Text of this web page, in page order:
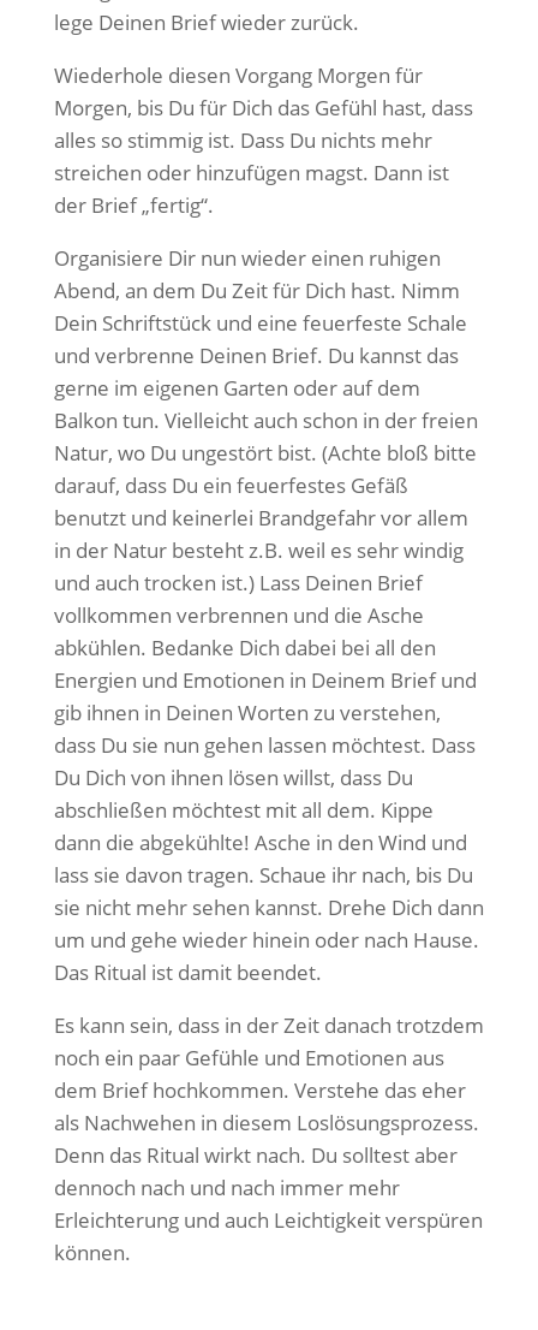
lege Deinen Brief wieder zurück.
Wiederhole diesen Vorgang Morgen für
Morgen, bis Du für Dich das Gefühl hast, dass
alles so stimmig ist. Dass Du nichts mehr
streichen oder hinzufügen magst. Dann ist
der Brief „fertig“.
Organisiere Dir nun wieder einen ruhigen
Abend, an dem Du Zeit für Dich hast. Nimm
Dein Schriftstück und eine feuerfeste Schale
und verbrenne Deinen Brief. Du kannst das
gerne im eigenen Garten oder auf dem
Balkon tun. Vielleicht auch schon in der freien
Natur, wo Du ungestört bist. (Achte bloß bitte
darauf, dass Du ein feuerfestes Gefäß
benutzt und keinerlei Brandgefahr vor allem
in der Natur besteht z.B. weil es sehr windig
und auch trocken ist.) Lass Deinen Brief
vollkommen verbrennen und die Asche
abkühlen. Bedanke Dich dabei bei all den
Energien und Emotionen in Deinem Brief und
gib ihnen in Deinen Worten zu verstehen,
dass Du sie nun gehen lassen möchtest. Dass
Du Dich von ihnen lösen willst, dass Du
abschließen möchtest mit all dem. Kippe
dann die abgekühlte! Asche in den Wind und
lass sie davon tragen. Schaue ihr nach, bis Du
sie nicht mehr sehen kannst. Drehe Dich dann
um und gehe wieder hinein oder nach Hause.
Das Ritual ist damit beendet.
Es kann sein, dass in der Zeit danach trotzdem
noch ein paar Gefühle und Emotionen aus
dem Brief hochkommen. Verstehe das eher
als Nachwehen in diesem Loslösungsprozess.
Denn das Ritual wirkt nach. Du solltest aber
dennoch nach und nach immer mehr
Erleichterung und auch Leichtigkeit verspüren
können.